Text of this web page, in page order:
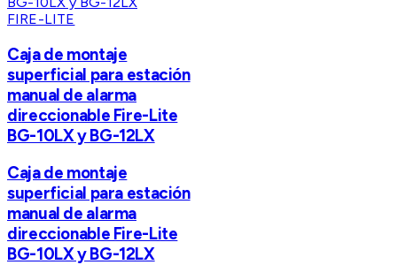
FIRE-LITE
Caja de montaje
superficial para estación
manual de alarma
direccionable Fire-Lite
BG-10LX y BG-12LX
Caja de montaje
superficial para estación
manual de alarma
direccionable Fire-Lite
BG-10LX y BG-12LX